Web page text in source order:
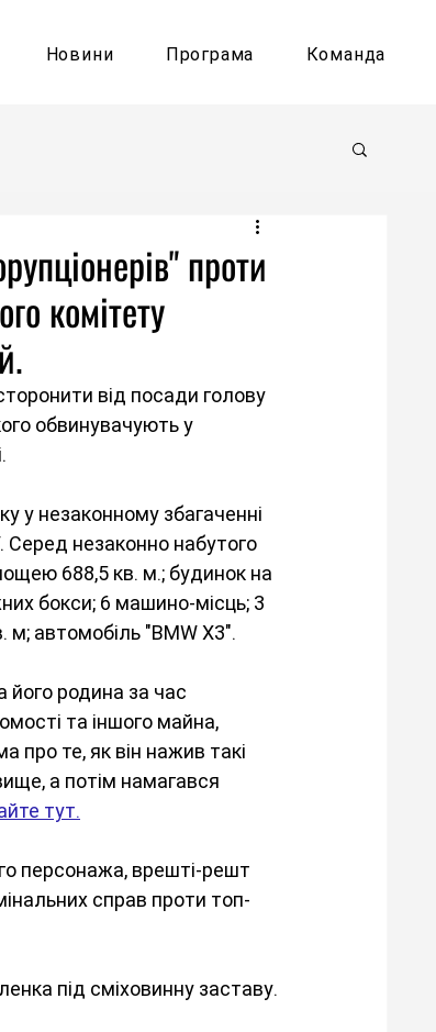
Новини Програма Команда
проти
комітету
від посади голову
обвинувачують у
у незаконному збагаченні
Серед незаконно набутого
688,5 кв. м.; будинок на
бокси; 6 машино-місць; 3
автомобіль "ВМW Х3".
його родина за час
та іншого майна,
про те, як він нажив такі
а потім намагався
тут.
персонажа, врешті-решт
справ проти топ-
під сміховинну заставу.